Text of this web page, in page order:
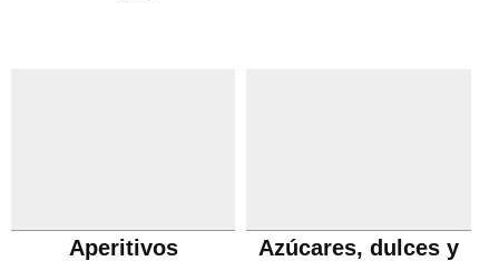
Aperitivos
Azúcares, dulces y